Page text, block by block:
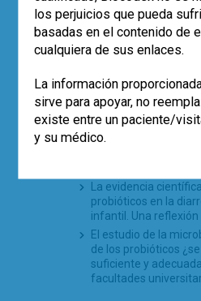
TE PUEDE INTERESAR
El Día mundial del
junio) celebrará este
Generalidades de
¿Podemos usar con
La evidencia
probióticos en la
infantil. Una reflexión
El estudio de la
de los probióticos
suficiente y
facultades
los perjuicios que pueda
basadas en el contenido de
cualquiera de sus enlaces.
La información
sirve para apoyar, no
existe entre un paciente/
y su médico.